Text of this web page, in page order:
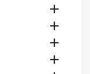



